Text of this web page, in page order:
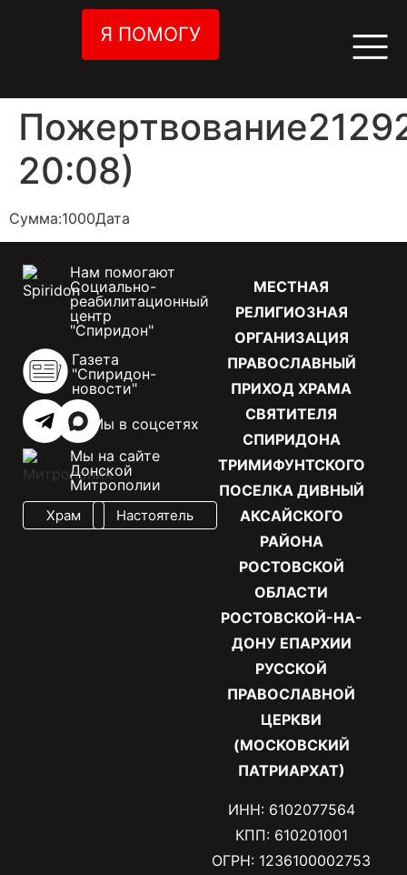
Я ПОМОГУ
20:08)
Сумма:1000Дата
МЕСТНАЯ
РЕЛИГИОЗНАЯ
ОРГАНИЗАЦИЯ
ПРАВОСЛАВНЫЙ
ПРИХОД ХРАМА
СВЯТИТЕЛЯ
СПИРИДОНА
ТРИМИФУНТСКОГО
ПОСЕЛКА ДИВНЫЙ
АКСАЙСКОГО
РАЙОНА
РОСТОВСКОЙ
ОБЛАСТИ
РОСТОВСКОЙ-НА-
ДОНУ ЕПАРХИИ
РУССКОЙ
ПРАВОСЛАВНОЙ
ЦЕРКВИ
(МОСКОВСКИЙ
ПАТРИАРХАТ)
ИНН: 6102077564
КПП: 610201001
ОГРН: 1236100002753
Нам помогают
Социально-
реабилитационный
центр
"Спиридон"
Газета
"Спиридон-
новости"
Мы в соцсетях
Мы на сайте
Донской
Митрополии
Храм Настоятель